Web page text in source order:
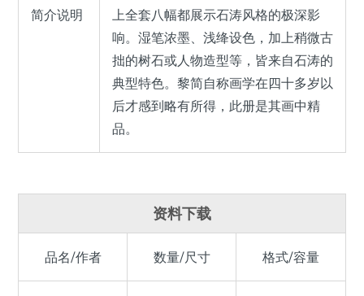
简介说明
上全套八幅都展示石涛风格的极深影
响。湿笔浓墨、浅绛设色，加上稍微古
拙的树石或人物造型等，皆来自石涛的
典型特色。黎简自称画学在四十多岁以
后才感到略有所得，此册是其画中精
品。
资料下载
品名/作者 数量/尺寸 格式/容量